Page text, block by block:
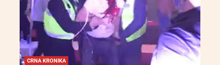
CRNA KRONIKA